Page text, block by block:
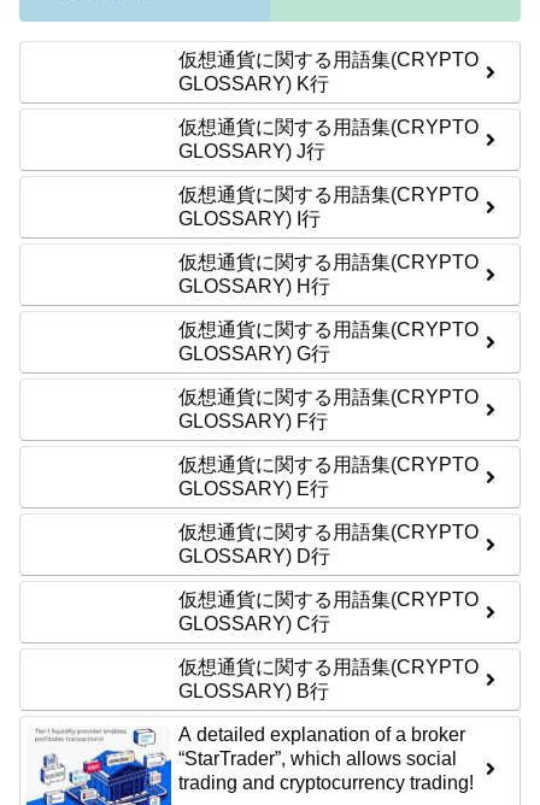
仮想通貨に関する用語集(CRYPTO
GLOSSARY) K行
仮想通貨に関する用語集(CRYPTO
GLOSSARY) J行
仮想通貨に関する用語集(CRYPTO
GLOSSARY) I行
仮想通貨に関する用語集(CRYPTO
GLOSSARY) H行
仮想通貨に関する用語集(CRYPTO
GLOSSARY) G行
仮想通貨に関する用語集(CRYPTO
GLOSSARY) F行
仮想通貨に関する用語集(CRYPTO
GLOSSARY) E行
仮想通貨に関する用語集(CRYPTO
GLOSSARY) D行
仮想通貨に関する用語集(CRYPTO
GLOSSARY) C行
仮想通貨に関する用語集(CRYPTO
GLOSSARY) B行
A detailed explanation of a broker
“StarTrader”, which allows social
trading and cryptocurrency trading!